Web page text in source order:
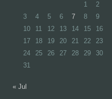
1
2
3
4 5 6 7 8
9
10
11 12 13 14 15
16
17
18 19 20 21 22
23
24
25 26 27 28 29
30
31
« Jul